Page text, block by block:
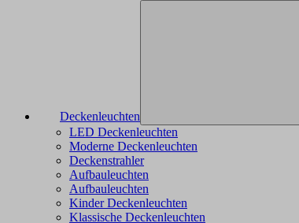
Deckenleuchten
LED Deckenleuchten
Moderne Deckenleuchten
Deckenstrahler
Aufbauleuchten
Aufbauleuchten
Kinder Deckenleuchten
Klassische Deckenleuchten